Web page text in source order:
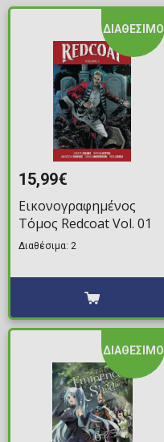
ΔΙΑΘΕΣΙΜΟ
15,99€
Εικονογραφημένος
Τόμος Redcoat Vol. 01
Διαθέσιμα: 2
ΔΙΑΘΕΣΙΜΟ